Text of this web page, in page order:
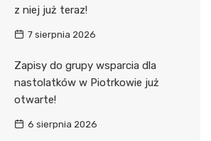
z niej już teraz!
7 sierpnia 2026
Zapisy do grupy wsparcia dla
nastolatków w Piotrkowie już
otwarte!
6 sierpnia 2026